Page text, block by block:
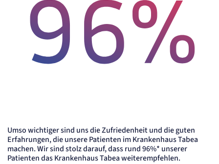
Umso wichtiger sind uns die Zufriedenheit und die guten
Erfahrungen, die unsere Patienten im Krankenhaus Tabea
machen. Wir sind stolz darauf, dass rund 96%* unserer
Patienten das Krankenhaus Tabea weiterempfehlen.
Zweck:
Es erlaubt eTracker Cookies zu setzen.
Cookie Laufzeit:
480 Tage
etracker Analytics
24 Std.
STELLENANGEBOTE